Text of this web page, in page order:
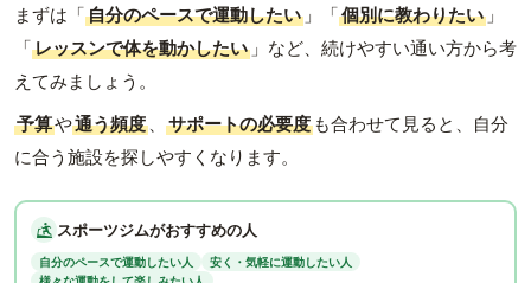
まずは「自分のペースで運動したい 」「個別に教わりたい 」
「レッスンで体を動かしたい 」など、続けやすい通い方から考
えてみましょう。
予算や通う頻度 、 サポートの必要度 も合わせて見ると、自分
に合う施設を探しやすくなります。
スポーツジムがおすすめの人
自分のペースで運動したい人
安く・気軽に運動したい人